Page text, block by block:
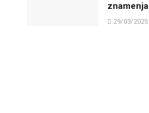
znamenja
29/03/2025